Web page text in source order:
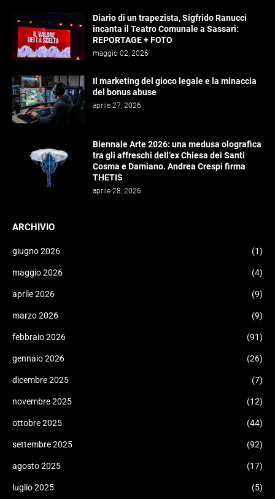
Diario di un trapezista, Sigfrido Ranucci
incanta il Teatro Comunale a Sassari:
REPORTAGE + FOTO
maggio 02, 2026
Il marketing del gioco legale e la minaccia
del bonus abuse
aprile 27, 2026
Biennale Arte 2026: una medusa olografica
tra gli affreschi dell’ex Chiesa dei Santi
Cosma e Damiano. Andrea Crespi firma
THETIS
aprile 28, 2026
ARCHIVIO
giugno 2026 (1)
maggio 2026 (4)
aprile 2026 (9)
marzo 2026 (9)
febbraio 2026 (91)
gennaio 2026 (26)
dicembre 2025 (7)
novembre 2025 (12)
ottobre 2025 (44)
settembre 2025 (92)
agosto 2025 (17)
luglio 2025 (5)